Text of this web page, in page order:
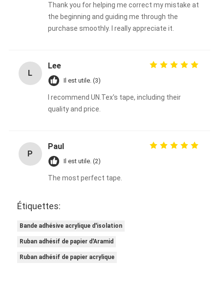
Moulage de précision de précision
Panneau d'isolation électrique
Thank you for helping me correct my mistake at
the beginning and guiding me through the
purchase smoothly. I really appreciate it.
L
Lee
Il est utile. (3)
I recommend UN.Tex's tape, including their
quality and price.
P
Paul
Il est utile. (2)
The most perfect tape.
Étiquettes:
Bande adhésive acrylique d'isolation
Ruban adhésif de papier d'Aramid
Ruban adhésif de papier acrylique